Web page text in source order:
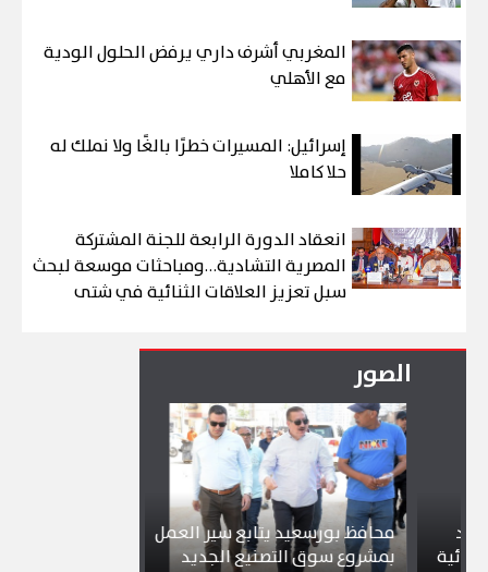
المغربي أشرف داري يرفض الحلول الودية
مع الأهلي
إسرائيل: المسيرات خطرًا بالغًا ولا نملك له
حلا كاملا
انعقاد الدورة الرابعة للجنة المشتركة
المصرية التشادية…ومباحثات موسعة لبحث
سبل تعزيز العلاقات الثنائية في شتى
الصور
محافظ بورسعيد يتابع سير العمل
بمشروع سوق التصنيع الجديد